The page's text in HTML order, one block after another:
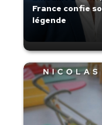
France confie
légende